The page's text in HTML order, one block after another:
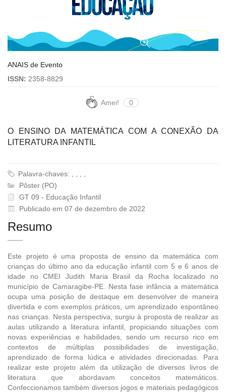
ANAIS de Evento
ISSN: 2358-8829
Amei! 0
O ENSINO DA MATEMÁTICA COM A CONEXÃO DA
LITERATURA INFANTIL
Palavra-chaves: , , , ,
Pôster (PO)
GT 09 - Educação Infantil
Publicado em 07 de dezembro de 2022
Resumo
Este projeto é uma proposta de ensino da matemática com
crianças do último ano da educação infantil com 5 e 6 anos de
idade no CMEI Judith Maria Brasil da Rocha localizado no
município de Camaragibe-PE. Nesta fase infância a matemática
ocupa uma posição de destaque em desenvolver de maneira
divertida e com exemplos práticos, um aprendizado espontâneo
nas crianças. Nesta perspectiva, surgiu à proposta de realizar as
aulas utilizando a literatura infantil, propiciando situações com
novas experiências e habilidades, sendo um recurso rico em
contextos de múltiplas possibilidades de investigação,
aprendizado de forma lúdica e atividades direcionadas. Para
realizar este projeto além da utilização de diversos livros de
literatura que abordavam conceitos matemáticos.
Confeccionamos também diversos jogos e materiais pedagógicos